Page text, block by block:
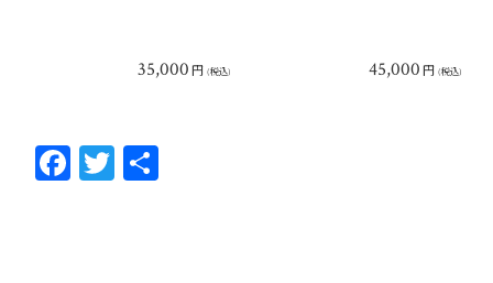
35,000 円 (税込) 45,000 円 (税込)
Fa T